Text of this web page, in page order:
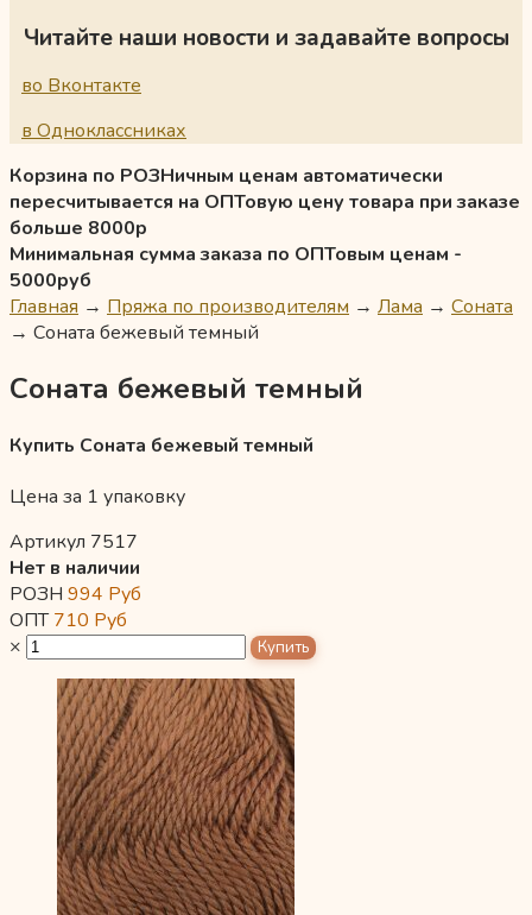
Читайте наши новости и задавайте вопросы
во Вконтакте
в Одноклассниках
Корзина по РОЗНичным ценам автоматически
пересчитывается на ОПТовую цену товара при заказе
больше 8000р
Минимальная сумма заказа по ОПТовым ценам -
5000руб
Главная → Пряжа по производителям → Лама → Соната
→ Соната бежевый темный
Соната бежевый темный
Купить Соната бежевый темный
Цена за 1 упаковку
Артикул 7517
Нет в наличии
РОЗН 994 Руб
ОПТ710 Руб
×